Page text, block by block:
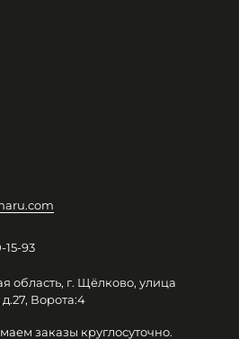
15-93
область, г. Щёлково, улица
Ворота:4
заказы круглосуточно.